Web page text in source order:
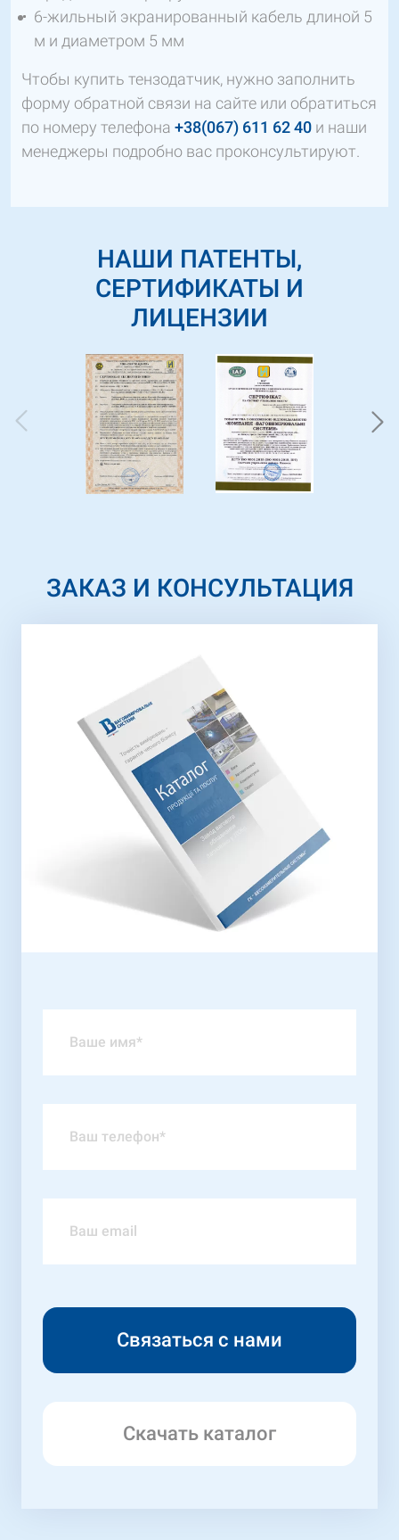
6-жильный экранированный кабель длиной 5
м и диаметром 5 мм
Чтобы купить тензодатчик, нужно заполнить
форму обратной связи на сайте или обратиться
по номеру телефона +38(067) 611 62 40 и наши
менеджеры подробно вас проконсультируют.
НАШИ ПАТЕНТЫ,
СЕРТИФИКАТЫ И
ЛИЦЕНЗИИ
ЗАКАЗ И КОНСУЛЬТАЦИЯ
Скачать каталог